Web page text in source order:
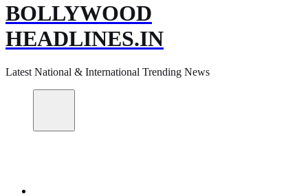
BOLLYWOOD
HEADLINES.IN
Latest National & International Trending News